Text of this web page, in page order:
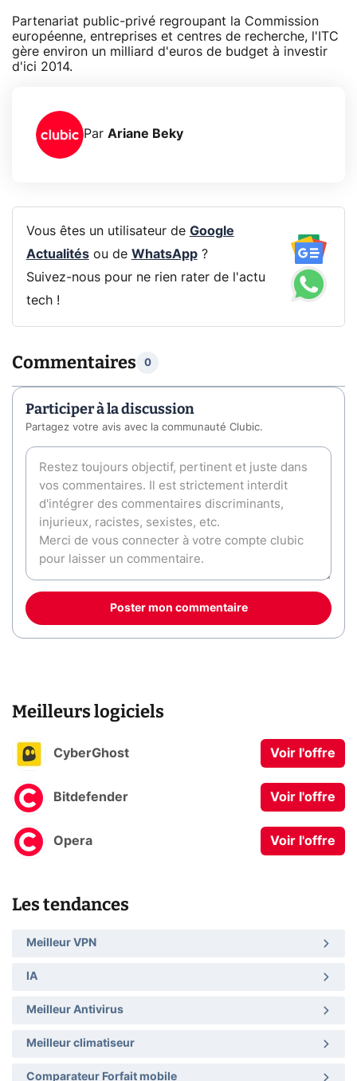
Partenariat public-privé regroupant la Commission
européenne, entreprises et centres de recherche, l'ITC
gère environ un milliard d'euros de budget à investir
d'ici 2014.
Par Ariane Beky
Vous êtes un utilisateur de Google
Actualitésou de WhatsApp?
Suivez-nous pour ne rien rater de l'actu
tech !
Commentaires 0
Participer à la discussion
Partagez votre avis avec la communauté Clubic.
Poster mon commentaire
Meilleurs logiciels
CyberGhost Voir l'offre
Bitdefender Voir l'offre
Opera Voir l'offre
Les tendances
Meilleur VPN
IA
Meilleur Antivirus
Meilleur climatiseur
Comparateur Forfait mobile